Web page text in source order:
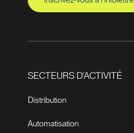
SECTEURS D'ACTIVITÉ
Distribution
Automatisation